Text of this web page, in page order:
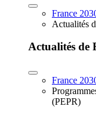
France
Actualités
Actualités de
France
(PEPR)